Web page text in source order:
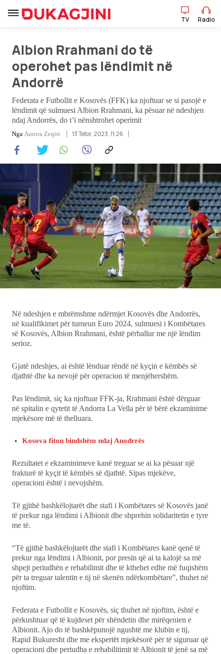
Lajme
Sport
Pikëpamje
Art Jete
Kulturë
Showbiz
Ekonomi
Teknologji
Udhëtime
DuVideo
TV Radio
Albion Rrahmani do të
operohet pas lëndimit në
Andorrë
Federata e Futbollit e Kosovës (FFK) ka njoftuar se si pasojë e
lëndimit që sulmuesi Albion Rrahmani, ka pësuar në ndeshjen
ndaj Andorrës, do t’i nënshtrohet operimit
Nga Aurora Zeqiri 13 Tetor, 2023, 11:26
Në ndeshjen e mbrëmshme ndërmjet Kosovës dhe Andorrës,
në kualifikimet për turneun Euro 2024, sulmuesi i Kombëtares
së Kosovës, Albion Rrahmani, është përballur me një lëndim
serioz.
Gjatë ndeshjes, ai është lënduar rëndë në kyçin e këmbës së
djathtë dhe ka nevojë për operacion të menjëhershëm.
Pas lëndimit, siç ka njoftuar FFK-ja, Rrahmani është dërguar
në spitalin e qytetit të Andorra La Vella për të bërë ekzaminime
mjekësore më të thelluara.
Kosova fiton bindshëm ndaj Anodrrës
Rezultatet e ekzaminimeve kanë treguar se ai ka pësuar një
frakturë të kyçit të këmbës së djathtë. Sipas mjekëve,
operacioni është i nevojshëm.
Të gjithë bashkëlojtarët dhe stafi i Kombëtares së Kosovës janë
të prekur nga lëndimi i Albionit dhe shprehin solidaritetin e tyre
me të.
“Të gjithë bashkëlojtarët dhe stafi i Kombëtares kanë qenë të
prekur nga lëndimi i Albionit, por presin që ai ta kalojë sa më
shpejt periudhën e rehabilimit dhe të kthehet edhe më fuqishëm
për ta treguar talentin e tij në skenën ndërkombëtare”, thuhet në
njoftim.
Federata e Futbollit e Kosovës, siç thuhet në njoftim, është e
përkushtuar që të kujdeset për shëndetin dhe mirëqenien e
Albionit. Ajo do të bashkëpunojë ngushtë me klubin e tij,
Rapid Bukuresht dhe me ekspertët mjekësorë për të siguruar që
operacioni dhe periudha e rehabilitimit të Albionit të jenë sa më